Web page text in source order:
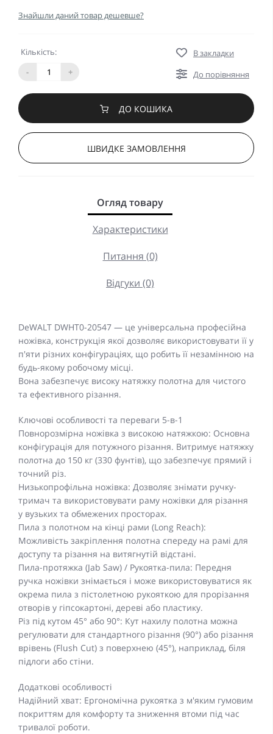
Знайшли даний товар дешевше?
Кількість:
-
+
В закладки
До порівняння
ДО КОШИКА
ШВИДКЕ ЗАМОВЛЕННЯ
Огляд товару
Характеристики
Питання (0)
Відгуки (0)
DeWALT DWHT0-20547 — це універсальна професійна
ножівка, конструкція якої дозволяє використовувати її у
п'яти різних конфігураціях, що робить її незамінною на
будь-якому робочому місці.
Вона забезпечує високу натяжку полотна для чистого
та ефективного різання.
Ключові особливості та переваги 5-в-1
Повнорозмірна ножівка з високою натяжкою: Основна
конфігурація для потужного різання. Витримує натяжку
полотна до 150 кг (330 фунтів), що забезпечує прямий і
точний різ.
Низькопрофільна ножівка: Дозволяє знімати ручку-
тримач та використовувати раму ножівки для різання
у вузьких та обмежених просторах.
Пила з полотном на кінці рами (Long Reach):
Можливість закріплення полотна спереду на рамі для
доступу та різання на витягнутій відстані.
Пила-протяжка (Jab Saw) / Рукоятка-пила: Передня
ручка ножівки знімається і може використовуватися як
окрема пила з пістолетною рукояткою для прорізання
отворів у гіпсокартоні, дереві або пластику.
Різ під кутом 45° або 90°: Кут нахилу полотна можна
регулювати для стандартного різання (90°) або різання
врівень (Flush Cut) з поверхнею (45°), наприклад, біля
підлоги або стіни.
Додаткові особливості
Надійний хват: Ергономічна рукоятка з м'яким гумовим
покриттям для комфорту та зниження втоми під час
тривалої роботи.